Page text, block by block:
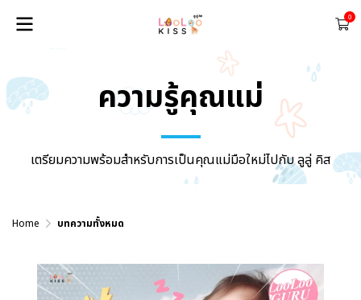
0
ความรู้คุณแม่
เตรียมความพร้อมสำหรับการเป็นคุณแม่มือใหม่ไปกับ ลูลู่ คิส
Home บทความทั้งหมด